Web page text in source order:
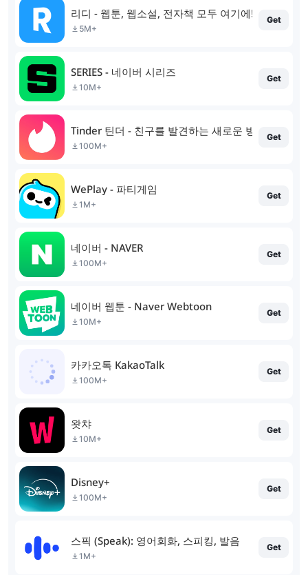
리디 - 웹툰, 웹소설, 전자책 모두 여기에!
5M+
Get
SERIES - 네이버 시리즈
10M+
Get
Tinder 틴더 - 친구를 발견하는 새로운 방법
100M+
Get
WePlay - 파티게임
1M+
Get
네이버 - NAVER
100M+
Get
네이버 웹툰 - Naver Webtoon
10M+
Get
카카오톡 KakaoTalk
100M+
Get
왓챠
10M+
Get
Disney+
100M+
Get
스픽 (Speak): 영어회화, 스피킹, 발음
1M+
Get